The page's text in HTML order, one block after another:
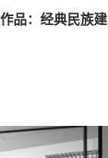
品：经典民族建